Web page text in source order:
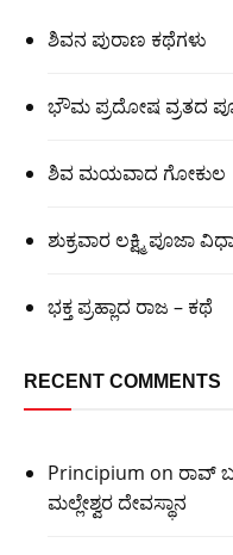
ಶಿವನ ಪುರಾಣ ಕಥೆಗಳು
ಭೌಮ ಪ್ರದೋಷ ವ್ರತದ
ಶಿವ ಮಯವಾದ ಗೋಕುಲ
ಶುಕ್ರವಾರ ಲಕ್ಷ್ಮಿ ಪೂಜಾ
ಭಕ್ತ ಪ್ರಹ್ಲಾದ ರಾಜ – ಕಥೆ
RECENT COMMENTS
Principium on ರಾವ್
ಮಲ್ಲೇಶ್ವರ ದೇವಸ್ಥಾನ